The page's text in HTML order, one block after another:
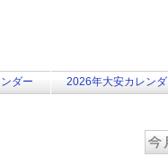
ダー 2026年大安カレン